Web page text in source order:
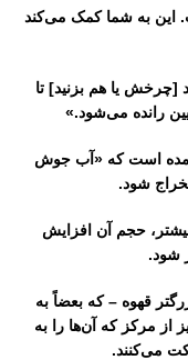
این به شما کمک می‌کند
[چرخش یا هم بزنید] تا
رانده می‌شود.»
است که «آب جوش
شود.
حجم آن افزایش
شود.
قهوه – که بعضاً به
از مرکز که آن‌ها را به
می‌کنند.